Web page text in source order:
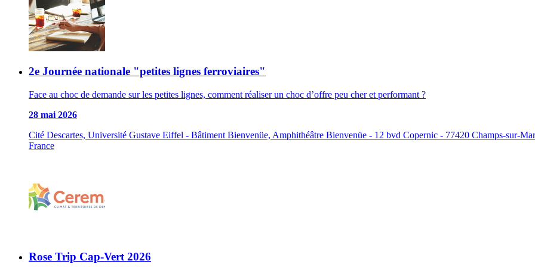
2e Journée nationale "petites lignes ferroviaires"
Face au choc de demande sur les petites lignes, comment réaliser un choc d’offre peu cher et performant ?
28 mai 2026
Cité Descartes, Université Gustave Eiffel - Bâtiment Bienvenüe, Amphithéâtre Bienvenüe - 12 bvd Copernic - 77420 Champs-sur-
France
Rose Trip Cap-Vert 2026